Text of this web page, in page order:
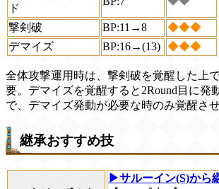
ド
撃剣破 BP:11→8
◆◆◆
デマイズ
BP:16→(13) ◆◆◆
全体攻撃運用時は、撃剣破を覚醒した上
要。デマイズを覚醒すると2Round目に発
で、デマイズ発動が必要な時のみ覚醒させ
継承おすすめ技
▶サルーイン(S)から